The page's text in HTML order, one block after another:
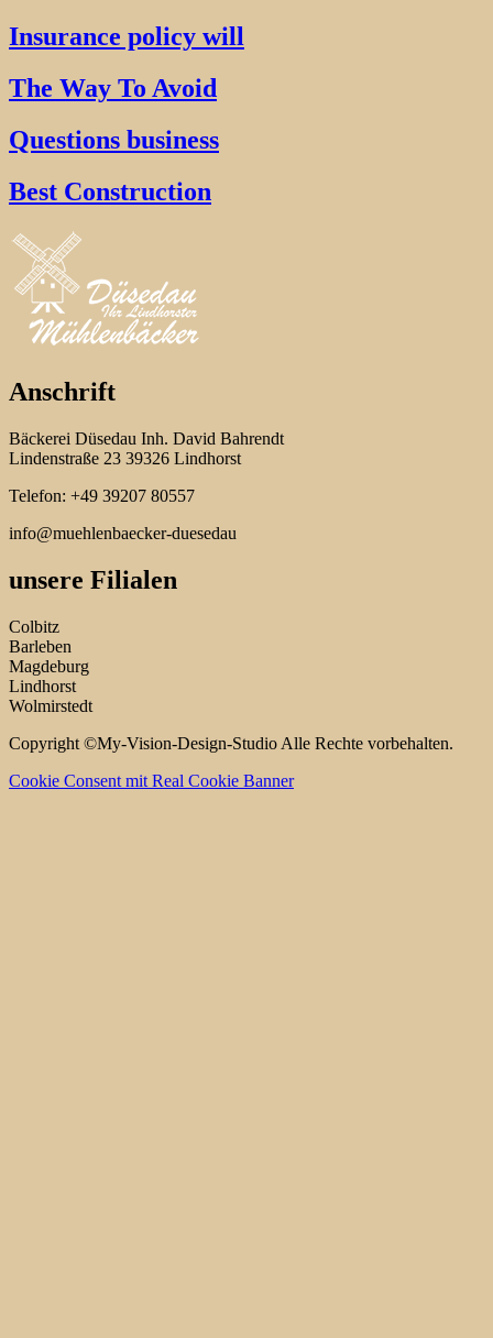
Insurance policy will
The Way To Avoid
Questions business
Best Construction
Anschrift
Bäckerei Düsedau Inh. David Bahrendt
Lindenstraße 23 39326 Lindhorst
Telefon: +49 39207 80557
info@muehlenbaecker-duesedau
unsere Filialen
Colbitz
Barleben
Magdeburg
Lindhorst
Wolmirstedt
Copyright ©My-Vision-Design-Studio Alle Rechte vorbehalten.
Cookie Consent mit Real Cookie Banner